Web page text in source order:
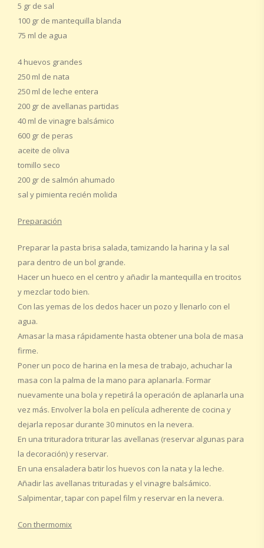
5 gr de sal
100 gr de mantequilla blanda
75 ml de agua
4 huevos grandes
250 ml de nata
250 ml de leche entera
200 gr de avellanas partidas
40 ml de vinagre balsámico
600 gr de peras
aceite de oliva
tomillo seco
200 gr de salmón ahumado
sal y pimienta recién molida
Preparación
Preparar la pasta brisa salada, tamizando la harina y la sal
para dentro de un bol grande.
Hacer un hueco en el centro y añadir la mantequilla en trocitos
y mezclar todo bien.
Con las yemas de los dedos hacer un pozo y llenarlo con el
agua.
Amasar la masa rápidamente hasta obtener una bola de masa
firme.
Poner un poco de harina en la mesa de trabajo, achuchar la
masa con la palma de la mano para aplanarla. Formar
nuevamente una bola y repetirá la operación de aplanarla una
vez más. Envolver la bola en película adherente de cocina y
dejarla reposar durante 30 minutos en la nevera.
En una trituradora triturar las avellanas (reservar algunas para
la decoración) y reservar.
En una ensaladera batir los huevos con la nata y la leche.
Añadir las avellanas trituradas y el vinagre balsámico.
Salpimentar, tapar con papel film y reservar en la nevera.
Con thermomix